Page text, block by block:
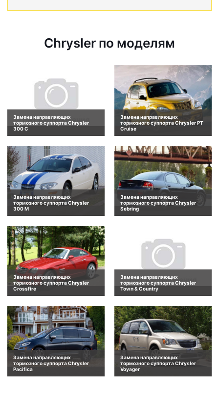
Chrysler по моделям
Замена направляющих
тормозного суппорта Chrysler
300 C
Замена направляющих
тормозного суппорта Chrysler PT
Cruise
Замена направляющих
тормозного суппорта Chrysler
300 M
Замена направляющих
тормозного суппорта Chrysler
Sebring
Замена направляющих
тормозного суппорта Chrysler
Crossfire
Замена направляющих
тормозного суппорта Chrysler
Town & Country
Замена направляющих
тормозного суппорта Chrysler
Pacifica
Замена направляющих
тормозного суппорта Chrysler
Voyager